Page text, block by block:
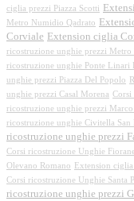
ciglia prezzi Piazza Scotti
Metro Numidio Qadrato
Corviale Extension ciglia
ricostruzione unghie prezzi Metro
ricostruzione unghie Ponte Linari
unghie prezzi Piazza Del Popolo
unghie prezzi Casal Morena Corsi
ricostruzione unghie prezzi Marco
ricostruzione unghie Civitella San
ricostruzione unghie prezzi
Corsi ricostruzione Unghie
Olevano Romano
Extension
Corsi ricostruzione Unghie Santa
ricostruzione unghie prezzi